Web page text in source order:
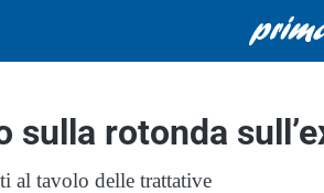
sulla rotonda
al tavolo delle trattative